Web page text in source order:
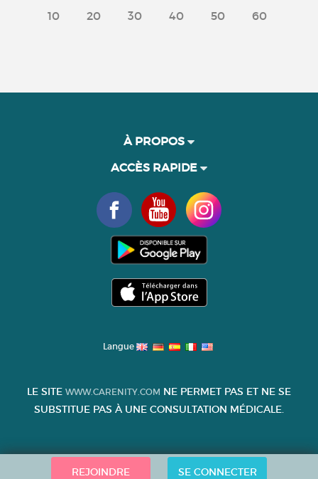
10 20 30 40 50 60
REJOINDRE SE CONNECTER
À PROPOS
ACCÈS RAPIDE
Langue
LE SITE WWW.CARENITY.COM NE PERMET PAS ET NE SE
SUBSTITUE PAS À UNE CONSULTATION MÉDICALE.